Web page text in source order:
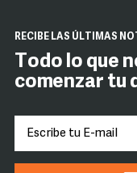
RECIBE LAS ÚLTIMAS
Todo lo que
comenzar tu